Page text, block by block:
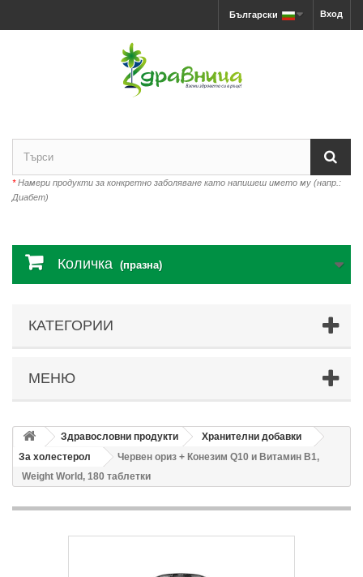
Вход
Български
*Намери продукти за конкретно заболяване като напишеш името му (напр.:
Диабет)
Количка (празна)
КАТЕГОРИИ
МЕНЮ
Здравословни продукти
Хранителни добавки
За холестерол
Червен ориз + Конезим Q10 и Витамин В1,
Weight World, 180 таблетки